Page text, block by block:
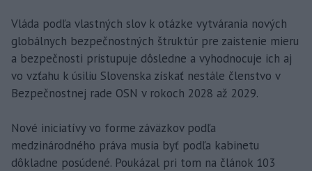
Vláda podľa vlastných slov k otázke vytvárania nových
globálnych bezpečnostných štruktúr pre zaistenie mieru
a bezpečnosti pristupuje dôsledne a vyhodnocuje ich aj
vo vzťahu k úsiliu Slovenska získať nestále členstvo v
Bezpečnostnej rade OSN v rokoch 2028 až 2029.
Nové iniciatívy vo forme záväzkov podľa
medzinárodného práva musia byť podľa kabinetu
dôkladne posúdené. Poukázal pri tom na článok 103